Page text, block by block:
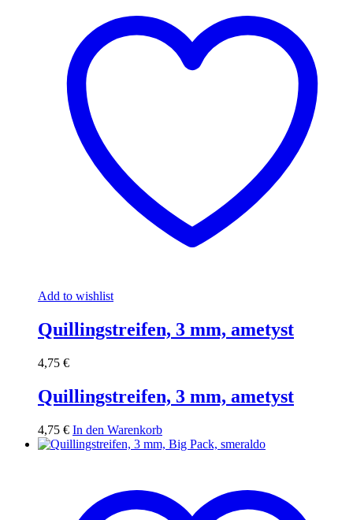
Add to wishlist
Quillingstreifen, 3 mm, ametyst
4,75 €
Quillingstreifen, 3 mm, ametyst
4,75 € In den Warenkorb